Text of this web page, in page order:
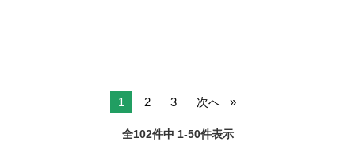
1 2 3 次へ
全102件中 1-50件表示